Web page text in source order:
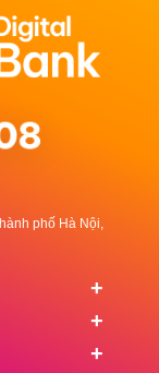
phố Hà Nội,
+
+
+